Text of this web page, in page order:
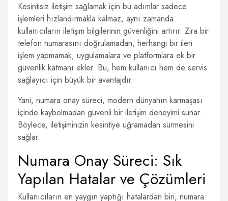
Kesintisiz iletişim sağlamak için bu adımlar sadece
işlemleri hızlandırmakla kalmaz, aynı zamanda
kullanıcıların iletişim bilgilerinin güvenliğini artırır. Zira bir
telefon numarasını doğrulamadan, herhangi bir ileri
işlem yapmamak, uygulamalara ve platformlara ek bir
güvenlik katmanı ekler. Bu, hem kullanıcı hem de servis
sağlayıcı için büyük bir avantajdır.
Yani, numara onay süreci, modern dünyanın karmaşası
içinde kaybolmadan güvenli bir iletişim deneyimi sunar.
Böylece, iletişiminizin kesintiye uğramadan sürmesini
sağlar.
Numara Onay Süreci: Sık
Yapılan Hatalar ve Çözümleri
Kullanıcıların en yaygın yaptığı hatalardan biri, numara